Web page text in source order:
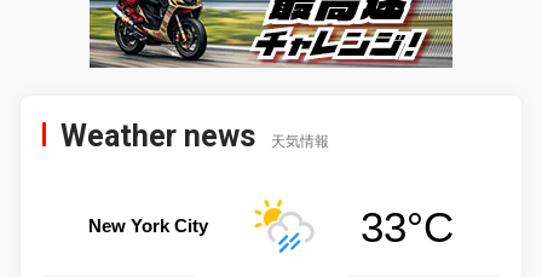
Weather news 天気情報
New York City 33°C